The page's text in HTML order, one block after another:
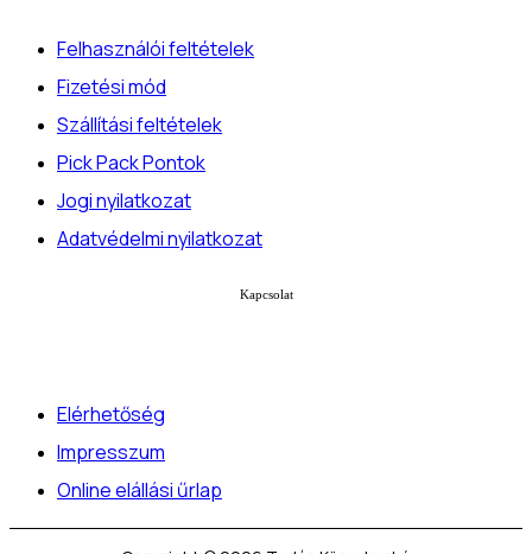
Felhasználói feltételek
Fizetési mód
Szállítási feltételek
Pick Pack Pontok
Jogi nyilatkozat
Adatvédelmi nyilatkozat
Kapcsolat
Elérhetőség
Impresszum
Online elállási űrlap